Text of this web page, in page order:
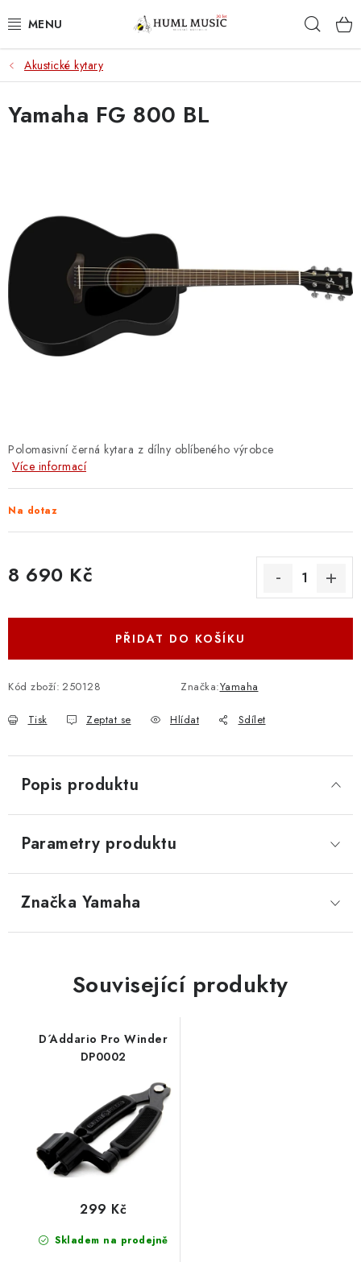
na
KYTARY
UKULELE
BICÍ
KYTAROVÉ PŘÍSLUŠENSTVÍ
OSTATNÍ STRUNNÉ NÁSTROJE
KONTAKTY
O E-SHOPU
OBCHODNÍ PODMÍNKY
ODSTOUPENÍ OD SMLOUVY
KONTAKTY O E-SHOPU
BLOG
OBCHODNÍ PODMÍNKY
ODSTOUPENÍ OD SMLOUVY
Akustické kytary
Polomasivní černá kytara z dílny oblíbeného výrobce
Více informací
Na dotaz
8 690 Kč
PŘIDAT DO KOŠÍKU
Kód zboží: 250128 Značka:Yamaha
Tisk Zeptat se Hlídat Sdílet
Yamaha FG 800 BL
Popis produktu
Parametry produktu
Značka Yamaha
Související produkty
D´Addario Pro Winder
DP0002
Skladem na prodejně
299 Kč